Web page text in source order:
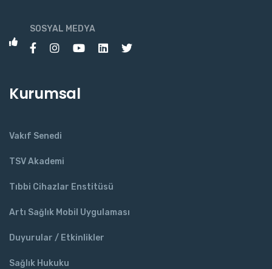
SOSYAL MEDYA
Kurumsal
Vakıf Senedi
TSV Akademi
Tıbbi Cihazlar Enstitüsü
Artı Sağlık Mobil Uygulaması
Duyurular / Etkinlikler
Sağlık Hukuku